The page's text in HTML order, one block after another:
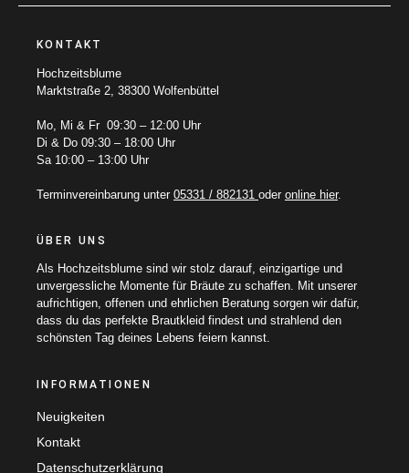
KONTAKT
Hochzeitsblume
Marktstraße 2, 38300 Wolfenbüttel
Mo, Mi & Fr 09:30 – 12:00 Uhr
Di & Do 09:30 – 18:00 Uhr
Sa 10:00 – 13:00 Uhr
Terminvereinbarung unter 05331 / 882131 oder online hier.
ÜBER UNS
Als Hochzeitsblume sind wir stolz darauf, einzigartige und
unvergessliche Momente für Bräute zu schaffen. Mit unserer
aufrichtigen, offenen und ehrlichen Beratung sorgen wir dafür,
dass du das perfekte Brautkleid findest und strahlend den
schönsten Tag deines Lebens feiern kannst.
INFORMATIONEN
Neuigkeiten
Kontakt
Datenschutzerklärung